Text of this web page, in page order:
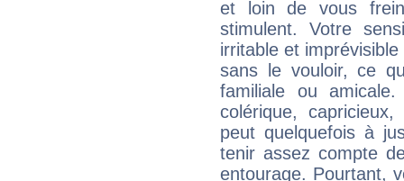
et loin de vous
stimulent. Votre
irritable et
sans le vouloir, ce
familiale ou
colérique,
peut quelquefois à
tenir assez compte
entourage. Pourtant,